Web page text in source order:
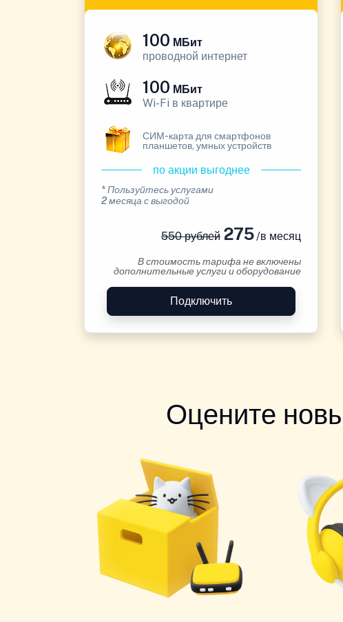
100 МБит
проводной интернет
100 МБит
Wi-Fi в квартире
СИМ-карта для смартфонов
планшетов, умных устройств
по акции выгоднее
* Пользуйтесь услугами
2 месяца с выгодой
550 рублей275/в месяц
В стоимость тарифа не включены
дополнительные услуги и оборудование
Подключить
Оцените